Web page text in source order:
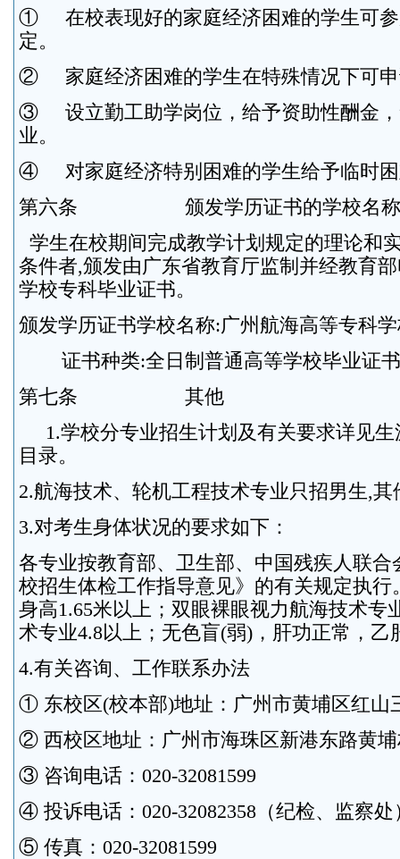
① 在校表现好的家庭经济困难的学生可参
定。
② 家庭经济困难的学生在特殊情况下可申
③ 设立勤工助学岗位，给予资助性酬金，
业。
④ 对家庭经济特别困难的学生给予临时困
第六条 颁发学历证书的学校名称
学生在校期间完成教学计划规定的理论和
条件者,颁发由广东省教育厅监制并经教育
学校专科毕业证书。
颁发学历证书学校名称:广州航海高等专科
证书种类:全日制普通高等学校毕业证书
第七条 其他
1.学校分专业招生计划及有关要求详见生
目录。
2.航海技术、轮机工程技术专业只招男生,
3.对考生身体状况的要求如下：
各专业按教育部、卫生部、中国残疾人联
校招生体检工作指导意见》的有关规定执
身高1.65米以上；双眼裸眼视力航海技术专
术专业4.8以上；无色盲(弱)，肝功正常，乙
4.有关咨询、工作联系办法
① 东校区(校本部)地址：广州市黄埔区红山
② 西校区地址：广州市海珠区新港东路黄
③ 咨询电话：020-32081599
④ 投诉电话：020-32082358（纪检、监察处
⑤ 传真：020-32081599